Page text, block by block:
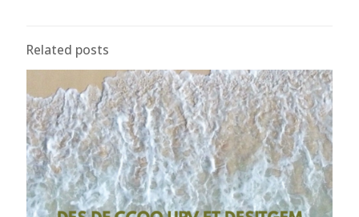
Related posts